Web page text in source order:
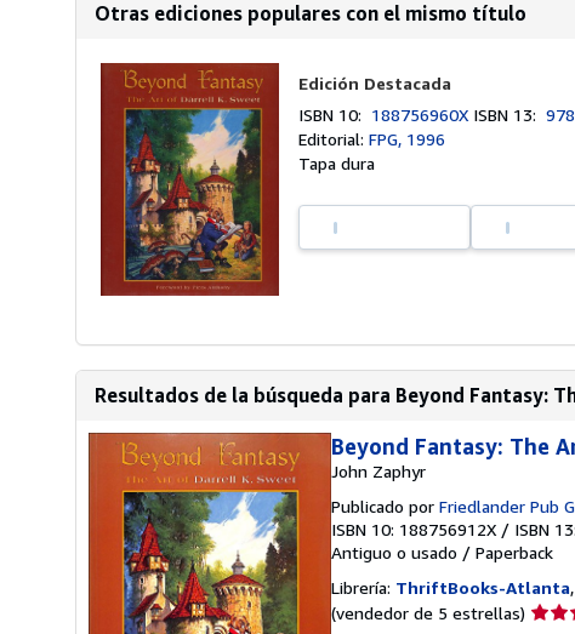
Otras ediciones populares con el mismo título
Edición Destacada
ISBN 10: 188756960X ISBN 13:
Editorial:FPG, 1996
Tapa dura
Resultados de la búsqueda para Beyond Fantasy:
Beyond Fantasy: The
John Zaphyr
Publicado por Friedlander Pub
ISBN 10: 188756912X / ISBN
Antiguo o usado / Paperback
Librería: ThriftBooks-Atlanta
(vendedor de 5 estrellas)